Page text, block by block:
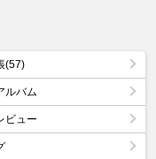
(57)
ルバム
ビュー